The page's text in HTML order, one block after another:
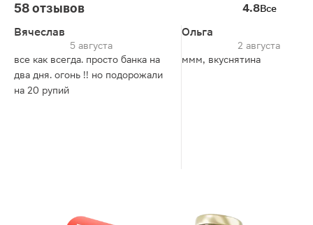
58 отзывов 4.8Все
Вячеслав
5 августа
все как всегда. просто банка на
два дня. огонь !! но подорожали
на 20 рупий
Ольга
2 августа
ммм, вкуснятина